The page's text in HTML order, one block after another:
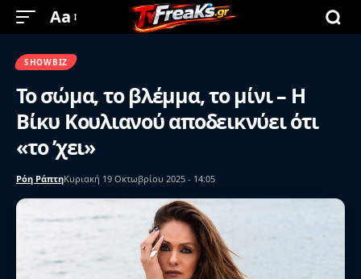
Aa
SHOWBIZ
Το σώμα, το βλέμμα, το μίνι – Η
Βίκυ Κουλιανού αποδεικνύει ότι
«το ’χει»
Ρόη ΡάπτηΚυριακή 19 Οκτωβρίου 2025 - 14:05